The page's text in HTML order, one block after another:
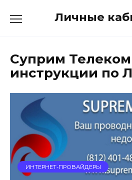
Личные
Суприм
инструкции по
ИНТЕРНЕТ-ПРОВАЙДЕРЫ